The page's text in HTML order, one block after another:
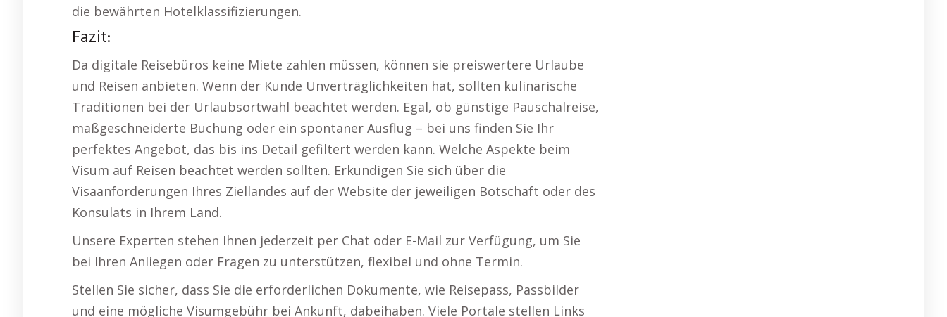
die bewährten Hotelklassifizierungen.
Fazit:
Da digitale Reisebüros keine Miete zahlen müssen, können sie preiswertere Urlaube
und Reisen anbieten. Wenn der Kunde Unverträglichkeiten hat, sollten kulinarische
Traditionen bei der Urlaubsortwahl beachtet werden. Egal, ob günstige Pauschalreise,
maßgeschneiderte Buchung oder ein spontaner Ausflug – bei uns finden Sie Ihr
perfektes Angebot, das bis ins Detail gefiltert werden kann. Welche Aspekte beim
Visum auf Reisen beachtet werden sollten. Erkundigen Sie sich über die
Visaanforderungen Ihres Ziellandes auf der Website der jeweiligen Botschaft oder des
Konsulats in Ihrem Land.
Unsere Experten stehen Ihnen jederzeit per Chat oder E-Mail zur Verfügung, um Sie
bei Ihren Anliegen oder Fragen zu unterstützen, flexibel und ohne Termin.
Stellen Sie sicher, dass Sie die erforderlichen Dokumente, wie Reisepass, Passbilder
und eine mögliche Visumgebühr bei Ankunft, dabeihaben. Viele Portale stellen Links